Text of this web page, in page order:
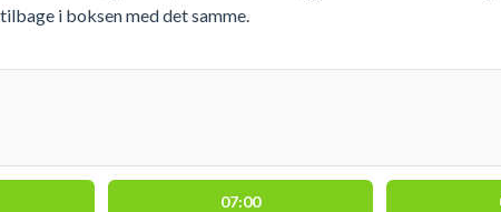
i boksen med det samme.
07:00